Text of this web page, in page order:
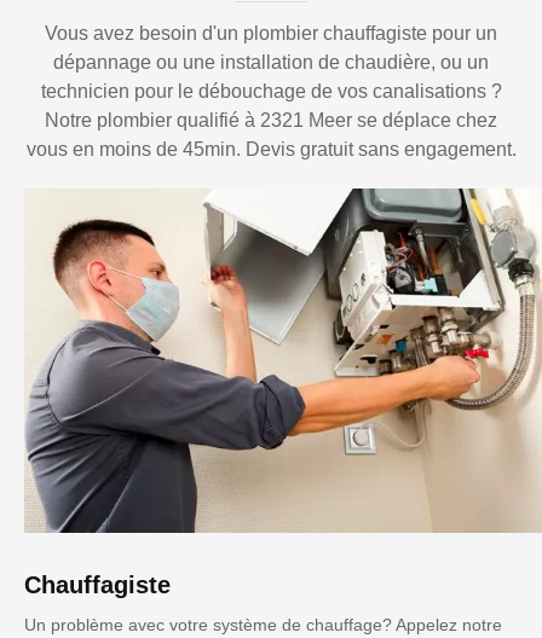
Vous avez besoin d'un plombier chauffagiste pour un
dépannage ou une installation de chaudière, ou un
technicien pour le débouchage de vos canalisations ?
Notre plombier qualifié à 2321 Meer se déplace chez
vous en moins de 45min. Devis gratuit sans engagement.
Chauffagiste
Un problème avec votre système de chauffage? Appelez notre